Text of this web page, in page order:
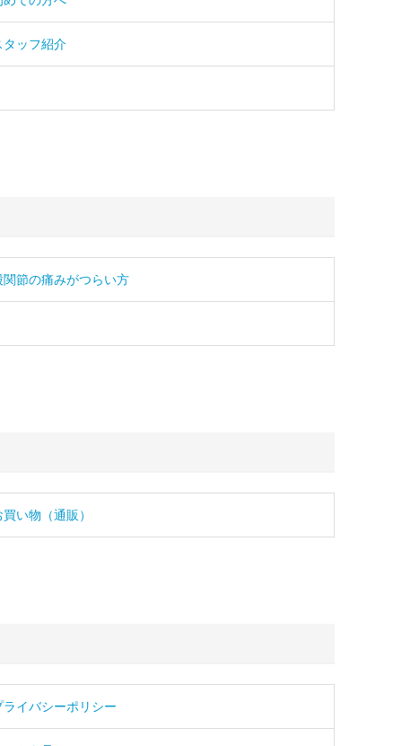
タッフ紹介
関節の痛みがつらい方
買い物（通販）
ライバシーポリシー